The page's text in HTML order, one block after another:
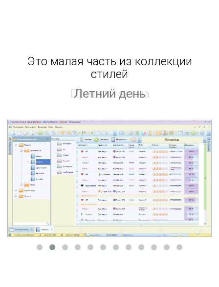
Это малая часть из коллекции
стилей
Летний день